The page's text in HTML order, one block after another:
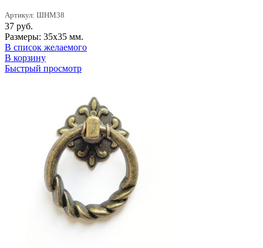
Артикул: ШНМ38
37 руб.
Размеры: 35х35 мм.
В список желаемого
В корзину
Быстрый просмотр